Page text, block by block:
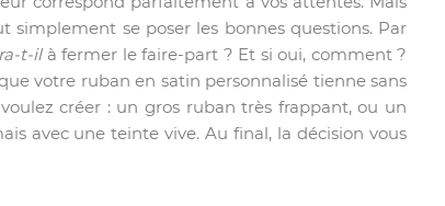
simplement se poser les bonnes questions. Par
-t-ilà fermer le faire-part ? Et si oui, comment ?
votre ruban en satin personnalisé tienne sans
créer : un gros ruban très frappant, ou un
avec une teinte vive. Au final, la décision vous